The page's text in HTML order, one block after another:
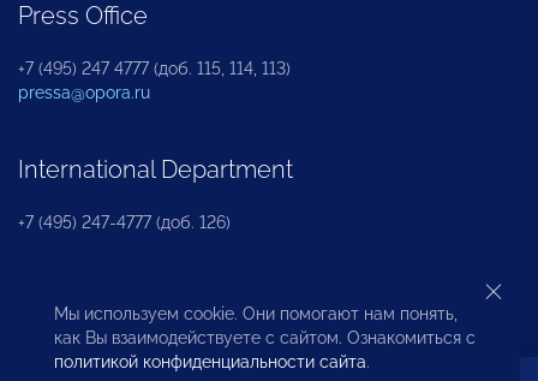
Press Office
+7 (495) 247 4777 (доб. 115, 114, 113)
pressa@opora.ru
International Department
+7 (495) 247-4777 (доб. 126)
Business and Investment Rights Protection
Department
Мы используем cookie. Они помогают нам понять,
как Вы взаимодействуете с сайтом. Ознакомиться с
политикой конфиденциальности сайта.